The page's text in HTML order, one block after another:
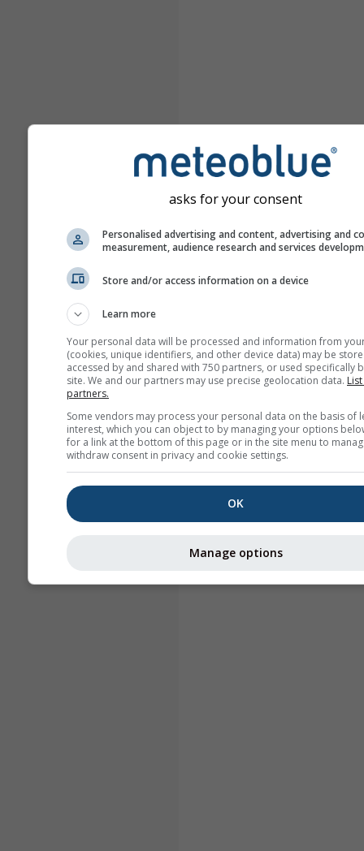
asks for your consent
Personalised advertising and content, advertising and
measurement, audience research and services
Store and/or access information on a device
Learn more
Your personal data will be processed and information from
(cookies, unique identifiers, and other device data) may be
accessed by and shared with 750 partners, or used specifically
site. We and our partners may use precise geolocation data.
partners.
Some vendors may process your personal data on the basis of
interest, which you can object to by managing your options
for a link at the bottom of this page or in the site menu to
withdraw consent in privacy and cookie settings.
OK
Manage options